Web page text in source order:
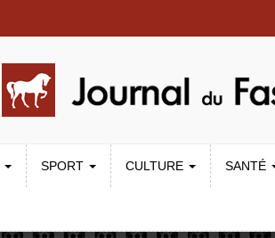
SPORT CULTURE SANTÉ